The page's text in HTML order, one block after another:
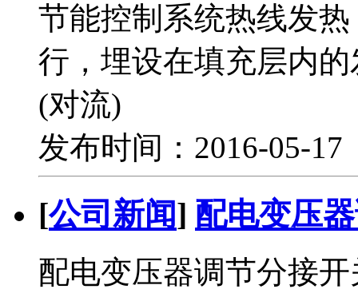
节能控制系统热线发
行，埋设在填充层内
(对流)
发布时间：2016-05-
[公司新闻] 配电变压
配电变压器调节分接